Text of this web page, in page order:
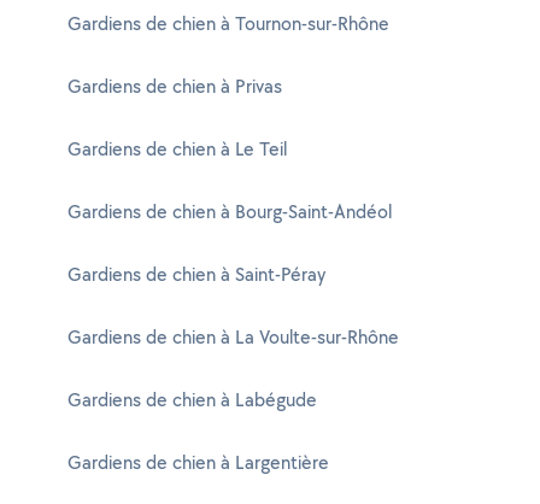
Gardiens de chien à Tournon-sur-Rhône
Gardiens de chien à Privas
Gardiens de chien à Le Teil
Gardiens de chien à Bourg-Saint-Andéol
Gardiens de chien à Saint-Péray
Gardiens de chien à La Voulte-sur-Rhône
Gardiens de chien à Labégude
Gardiens de chien à Largentière